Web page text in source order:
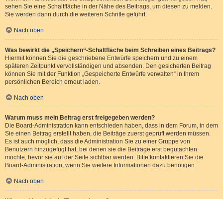
sehen Sie eine Schaltfläche in der Nähe des Beitrags, um diesen zu melden.
Sie werden dann durch die weiteren Schritte geführt.
Nach oben
Was bewirkt die „Speichern“-Schaltfläche beim Schreiben eines Beitrags?
Hiermit können Sie die geschriebene Entwürfe speichern und zu einem
späteren Zeitpunkt vervollständigen und absenden. Den gesicherten Beitrag
können Sie mit der Funktion „Gespeicherte Entwürfe verwalten“ in Ihrem
persönlichen Bereich erneut laden.
Nach oben
Warum muss mein Beitrag erst freigegeben werden?
Die Board-Administration kann entschieden haben, dass in dem Forum, in dem
Sie einen Beitrag erstellt haben, die Beiträge zuerst geprüft werden müssen.
Es ist auch möglich, dass die Administration Sie zu einer Gruppe von
Benutzern hinzugefügt hat, bei denen sie die Beiträge erst begutachten
möchte, bevor sie auf der Seite sichtbar werden. Bitte kontaktieren Sie die
Board-Administration, wenn Sie weitere Informationen dazu benötigen.
Nach oben